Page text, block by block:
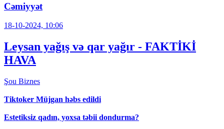
Cəmiyyət
18-10-2024, 10:06
Leysan yağış və qar yağır - FAKTİKİ
HAVA
Şou Biznes
Tiktoker Müjgan həbs edildi
Estetiksiz qadın, yoxsa təbii dondurma?